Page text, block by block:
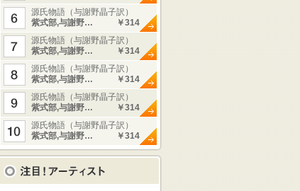
源氏物語（与謝野晶子訳）
紫式部,与謝野…
￥314
源氏物語（与謝野晶子訳）
紫式部,与謝野…
￥314
源氏物語（与謝野晶子訳）
紫式部,与謝野…
￥314
源氏物語（与謝野晶子訳）
紫式部,与謝野…
￥314
源氏物語（与謝野晶子訳）
紫式部,与謝野…
￥314